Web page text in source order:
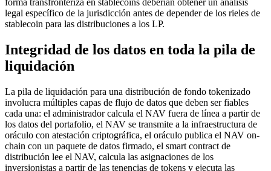
forma transfronteriza en stablecoins deberían obtener un análisis
legal específico de la jurisdicción antes de depender de los rieles de
stablecoin para las distribuciones a los LP.
Integridad de los datos en toda la pila de
liquidación
La pila de liquidación para una distribución de fondo tokenizado
involucra múltiples capas de flujo de datos que deben ser fiables
cada una: el administrador calcula el NAV fuera de línea a partir de
los datos del portafolio, el NAV se transmite a la infraestructura de
oráculo con atestación criptográfica, el oráculo publica el NAV on-
chain con un paquete de datos firmado, el smart contract de
distribución lee el NAV, calcula las asignaciones de los
inversionistas a partir de las tenencias de tokens y ejecuta las